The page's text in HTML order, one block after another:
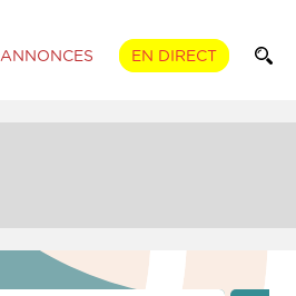
ANNONCES EN DIRECT